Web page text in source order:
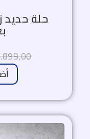
2.899,00
EGP
أضف